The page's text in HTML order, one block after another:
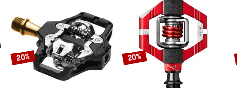
20% 20%